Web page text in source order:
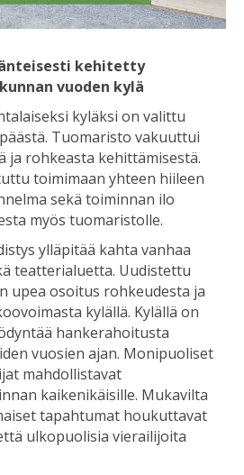
kehitetty
vuoden kylä
kyläksi on valittu
Tuomaristo vakuuttui
ja rohkeasta kehittämisestä.
toimimaan yhteen hiileen
sekä toiminnan ilo
myös tuomaristolle.
ylläpitää kahta vanhaa
teatterialuetta. Uudistettu
upea osoitus rohkeudesta ja
kylällä. Kylällä on
hankerahoitusta
vuosien ajan. Monipuoliset
mahdollistavat
kaikenikäisille. Mukavilta
tapahtumat houkuttavat
ulkopuolisia vierailijoita